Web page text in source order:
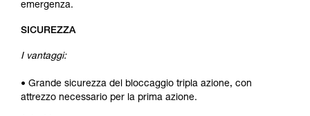
emergenza.
SICUREZZA
I vantaggi:
• Grande sicurezza del bloccaggio tripla azione, con
attrezzo necessario per la prima azione.